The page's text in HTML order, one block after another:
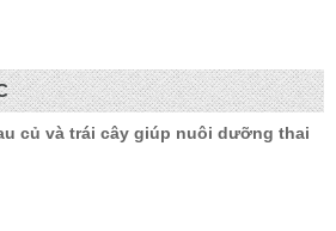
củ và trái cây giúp nuôi dưỡng thai